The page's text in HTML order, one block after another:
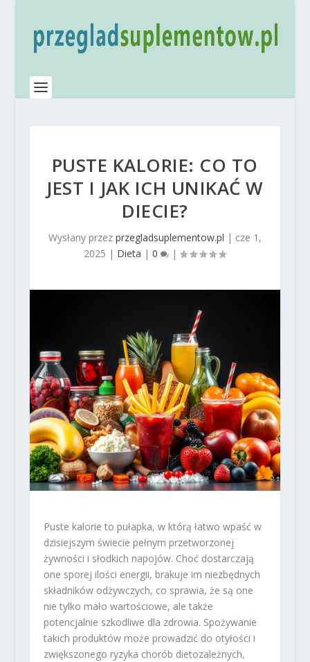
PUSTE KALORIE: CO TO
JEST I JAK ICH UNIKAĆ W
DIECIE?
Wysłany przez przegladsuplementow.pl | cze 1,
2025 | Dieta |0 |
Puste kalorie to pułapka, w którą łatwo wpaść w
dzisiejszym świecie pełnym przetworzonej
żywności i słodkich napojów. Choć dostarczają
one sporej ilości energii, brakuje im niezbędnych
składników odżywczych, co sprawia, że są one
nie tylko mało wartościowe, ale także
potencjalnie szkodliwe dla zdrowia. Spożywanie
takich produktów może prowadzić do otyłości i
zwiększonego ryzyka chorób dietozależnych,